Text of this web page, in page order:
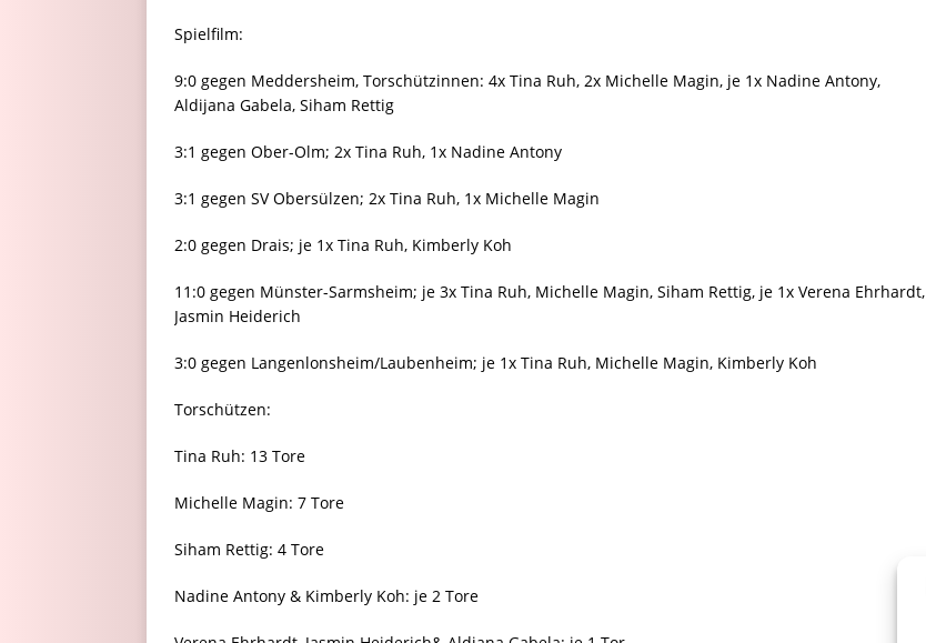
Spielfilm:
9:0 gegen Meddersheim, Torschützinnen: 4x Tina Ruh, 2x Michelle Magin, je 1x Nadine Antony,
Aldijana Gabela, Siham Rettig
3:1 gegen Ober-Olm; 2x Tina Ruh, 1x Nadine Antony
3:1 gegen SV Obersülzen; 2x Tina Ruh, 1x Michelle Magin
2:0 gegen Drais; je 1x Tina Ruh, Kimberly Koh
11:0 gegen Münster-Sarmsheim; je 3x Tina Ruh, Michelle Magin, Siham Rettig, je 1x Verena Ehrhardt,
Jasmin Heiderich
3:0 gegen Langenlonsheim/Laubenheim; je 1x Tina Ruh, Michelle Magin, Kimberly Koh
Torschützen:
Tina Ruh: 13 Tore
Michelle Magin: 7 Tore
Siham Rettig: 4 Tore
Nadine Antony & Kimberly Koh: je 2 Tore